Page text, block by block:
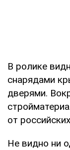
В ролике
снарядами
дверями.
от
Не видно ни